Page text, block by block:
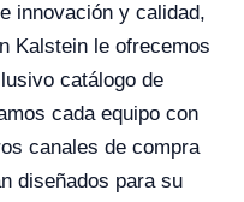
innovación y calidad,
Kalstein le ofrecemos
catálogo de
cada equipo con
canales de compra
diseñados para su